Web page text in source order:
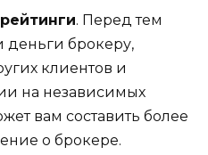
. Перед тем
деньги брокеру,
клиентов и
на независимых
вам составить более
о брокере.